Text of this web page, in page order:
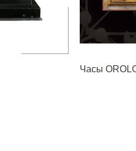
Часы